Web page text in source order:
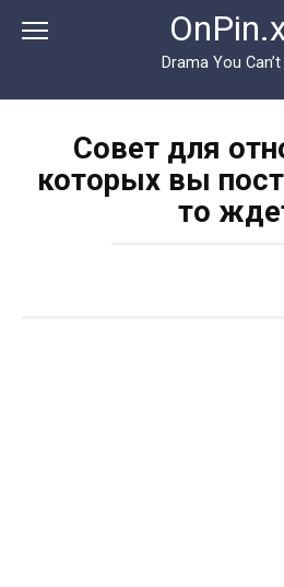
Drama You
Совет для
которых вы
то